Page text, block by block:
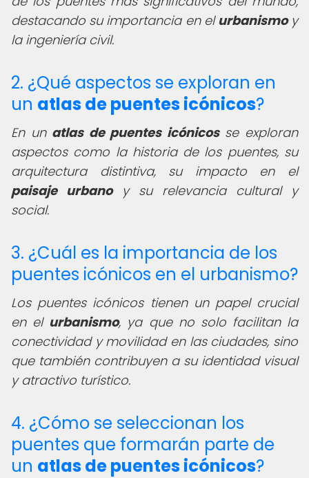
destacando su importancia en el urbanismoy
la ingeniería civil.
2. ¿Qué aspectos se exploran en
un atlas de puentes icónicos?
En un atlas de puentes icónicosse exploran
aspectos como la historia de los puentes, su
arquitectura distintiva, su impacto en el
paisaje urbanoy su relevancia cultural y
social.
3. ¿Cuál es la importancia de los
puentes icónicos en el urbanismo?
Los puentes icónicos tienen un papel crucial
en el urbanismo, ya que no solo facilitan la
conectividad y movilidad en las ciudades, sino
que también contribuyen a su identidad visual
y atractivo turístico.
4. ¿Cómo se seleccionan los
puentes que formarán parte de
un atlas de puentes icónicos?